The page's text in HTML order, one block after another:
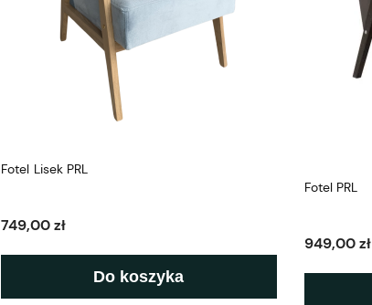
Fotel Lisek PRL
749,00 zł
Do koszyka
Fotel PRL
949,00 zł